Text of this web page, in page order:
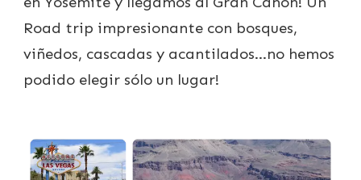
Road trip impresionante con bosques,
viñedos, cascadas y acantilados…no hemos
podido elegir sólo un lugar!